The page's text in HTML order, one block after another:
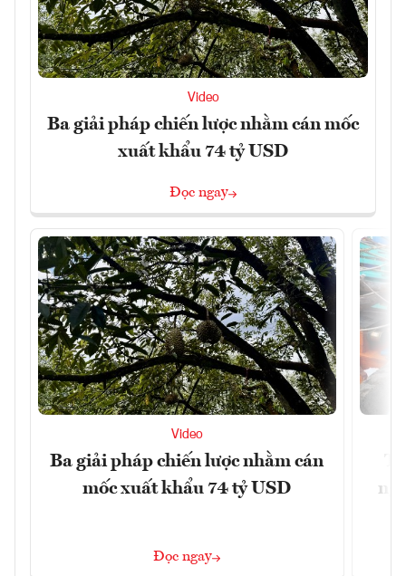
Video
Ba giải pháp chiến lược nhằm cán mốc
xuất khẩu 74 tỷ USD
Đọc ngay
Video
Ba giải pháp chiến lược nhằm cán
mốc xuất khẩu 74 tỷ USD
Đọc ngay